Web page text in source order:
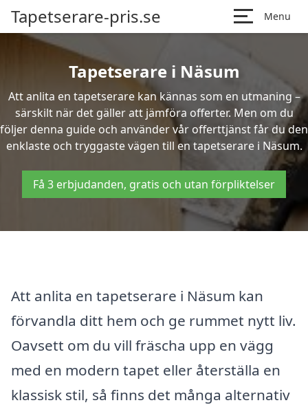
Tapetserare-pris.se Menu
Tapetserare i Näsum
Att anlita en tapetserare kan kännas som en utmaning –
särskilt när det gäller att jämföra offerter. Men om du
följer denna guide och använder vår offerttjänst får du den
enklaste och tryggaste vägen till en tapetserare i Näsum.
Få 3 erbjudanden, gratis och utan förpliktelser
Att anlita en tapetserare i Näsum kan
förvandla ditt hem och ge rummet nytt liv.
Oavsett om du vill fräscha upp en vägg
med en modern tapet eller återställa en
klassisk stil, så finns det många alternativ